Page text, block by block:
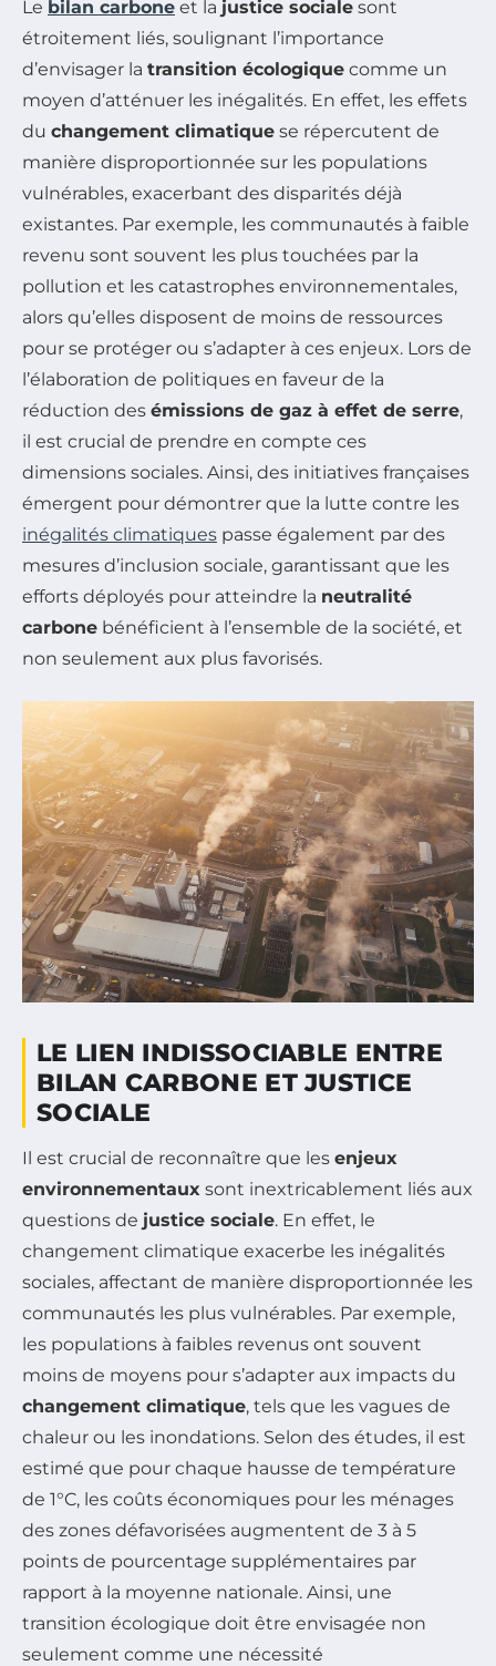
Le bilan carbone et la justice sociale sont
étroitement liés, soulignant l’importance
d’envisager la transition écologique comme un
moyen d’atténuer les inégalités. En effet, les effets
du changement climatique se répercutent de
manière disproportionnée sur les populations
vulnérables, exacerbant des disparités déjà
existantes. Par exemple, les communautés à faible
revenu sont souvent les plus touchées par la
pollution et les catastrophes environnementales,
alors qu’elles disposent de moins de ressources
pour se protéger ou s’adapter à ces enjeux. Lors de
l’élaboration de politiques en faveur de la
réduction des émissions de gaz à effet de serre,
il est crucial de prendre en compte ces
dimensions sociales. Ainsi, des initiatives françaises
émergent pour démontrer que la lutte contre les
inégalités climatiques passe également par des
mesures d’inclusion sociale, garantissant que les
efforts déployés pour atteindre la neutralité
carbone bénéficient à l’ensemble de la société, et
non seulement aux plus favorisés.
LE LIEN INDISSOCIABLE ENTRE
BILAN CARBONE ET JUSTICE
SOCIALE
Il est crucial de reconnaître que les enjeux
environnementaux sont inextricablement liés aux
questions de justice sociale. En effet, le
changement climatique exacerbe les inégalités
sociales, affectant de manière disproportionnée les
communautés les plus vulnérables. Par exemple,
les populations à faibles revenus ont souvent
moins de moyens pour s’adapter aux impacts du
changement climatique, tels que les vagues de
chaleur ou les inondations. Selon des études, il est
estimé que pour chaque hausse de température
de 1°C, les coûts économiques pour les ménages
des zones défavorisées augmentent de 3 à 5
points de pourcentage supplémentaires par
rapport à la moyenne nationale. Ainsi, une
transition écologique doit être envisagée non
seulement comme une nécessité